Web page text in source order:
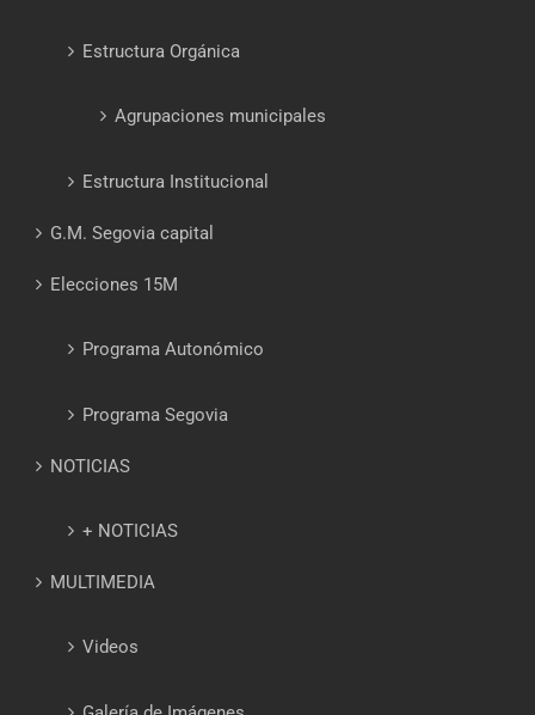
Estructura Orgánica
Agrupaciones municipales
Estructura Institucional
G.M. Segovia capital
Elecciones 15M
Programa Autonómico
Programa Segovia
NOTICIAS
+ NOTICIAS
MULTIMEDIA
Videos